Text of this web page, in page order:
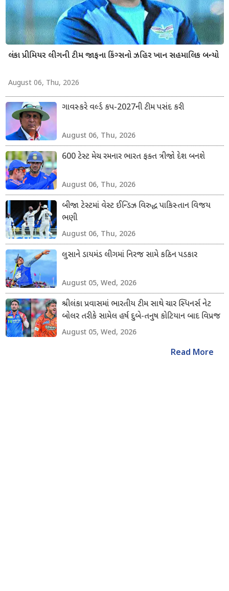
લંકા પ્રીમિયર લીગની ટીમ જાફના કિંગ્સનો ઝહિર ખાન સહમાલિક બન્યો
August 06, Thu, 2026
ગાવસ્કરે વર્લ્ડ કપ-2027ની ટીમ પસંદ કરી
August 06, Thu, 2026
600 ટેસ્ટ મેચ રમનાર ભારત ફક્ત ત્રીજો દેશ બનશે
August 06, Thu, 2026
બીજા ટેસ્ટમાં વેસ્ટ ઈન્ડિઝ વિરુદ્ધ પાકિસ્તાન વિજય
ભણી
August 06, Thu, 2026
લુસાને ડાયમંડ લીગમાં નિરજ સામે કઠિન પડકાર
August 05, Wed, 2026
શ્રીલંકા પ્રવાસમાં ભારતીય ટીમ સાથે ચાર સ્પિનર્સ નેટ
બોલર તરીકે સામેલ હર્ષ દુબે-તનુષ કોટિયાન બાદ વિપ્રજ
નિગમ અને શિવાંગ કુમારનો સમાવેશ કરાયો
August 05, Wed, 2026
Read More